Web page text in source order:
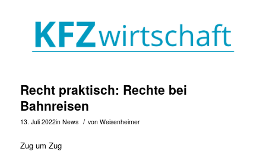
Recht praktisch: Rechte bei
Bahnreisen
13. Juli 2022in News / von Weisenheimer
Zug um Zug